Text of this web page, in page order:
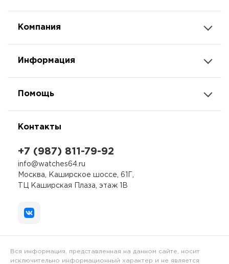
Компания
Информация
Помощь
Контакты
+7 (987) 811-79-92
info@watches64.ru
Москва, Каширское шоссе, 61Г,
ТЦ Каширская Плаза, этаж 1В
Вся информация, представленная на данном сайте, носит
исключительно информационный характер и не является